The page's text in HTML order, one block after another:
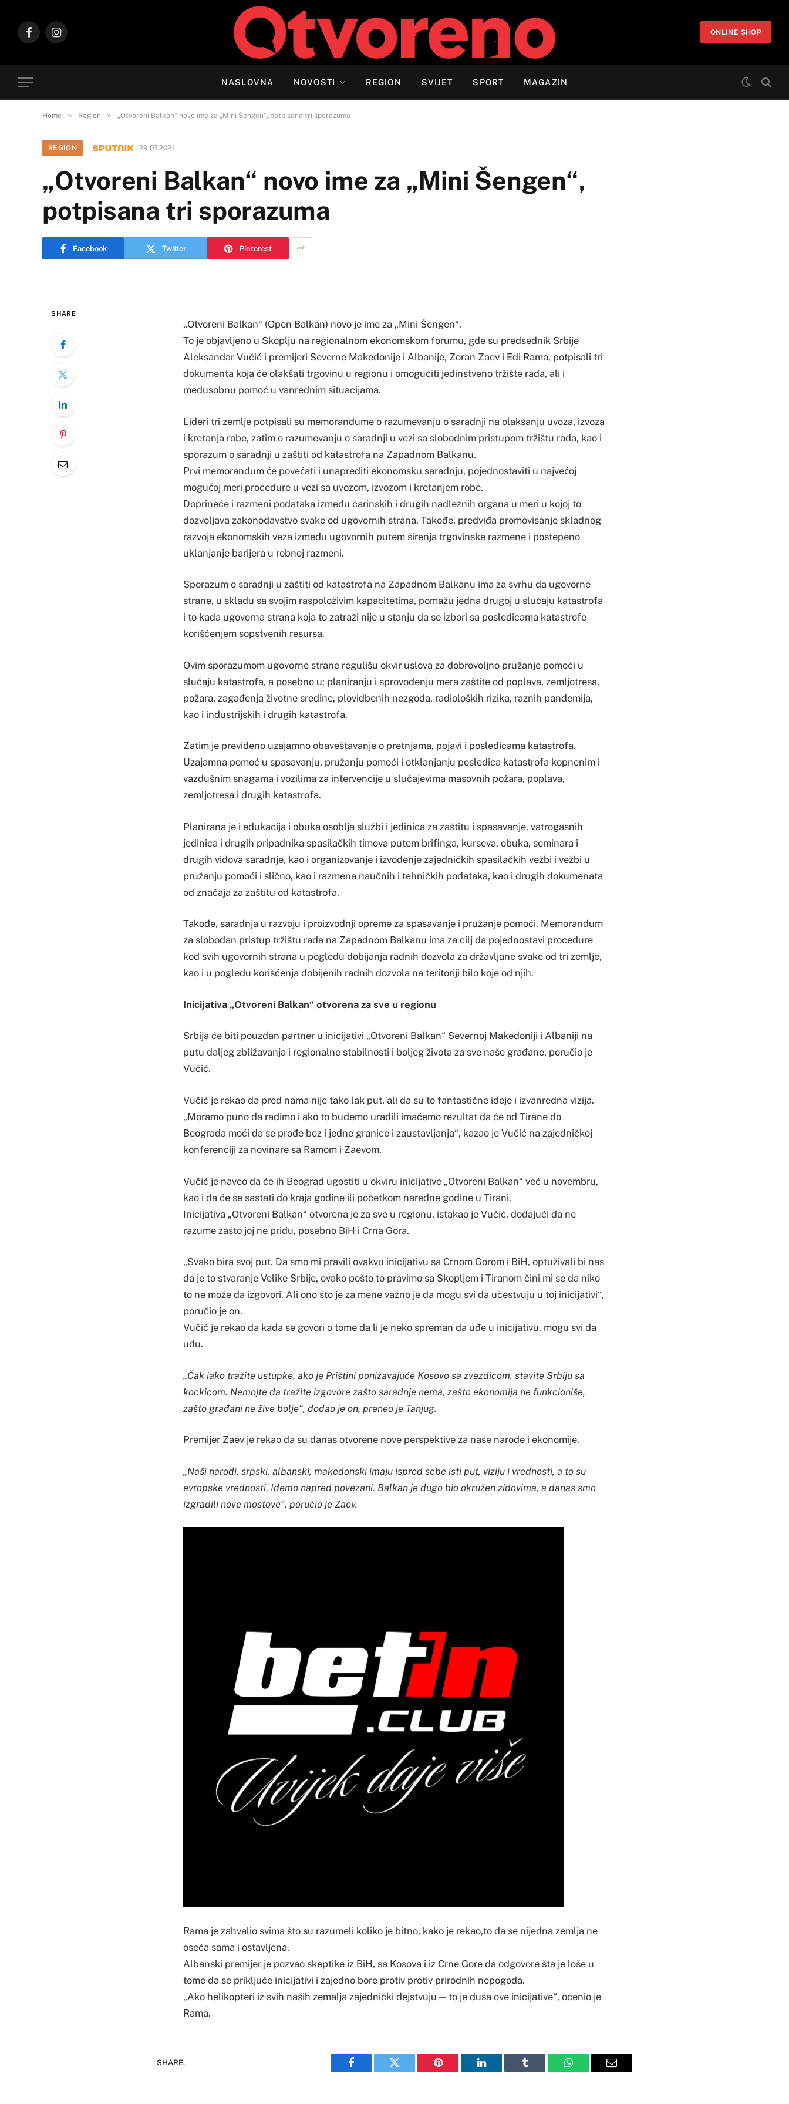
FacebookInstagram
ONLINE SHOP
NASLOVNA NOVOSTI REGION SVIJET SPORT MAGAZIN
Home » Region » „Otvoreni Balkan“ novo ime za „Mini Šengen“, potpisana tri sporazuma
REGION 29.07.2021
„Otvoreni Balkan“ novo ime za „Mini Šengen“,
potpisana tri sporazuma
Facebook Twitter Pinterest
SHARE
„Otvoreni Balkan“ (Open Balkan) novo je ime za „Mini Šengen“.
To je objavljeno u Skoplju na regionalnom ekonomskom forumu, gde su predsednik Srbije
Aleksandar Vučić i premijeri Severne Makedonije i Albanije, Zoran Zaev i Edi Rama, potpisali tri
dokumenta koja će olakšati trgovinu u regionu i omogućiti jedinstveno tržište rada, ali i
međusobnu pomoć u vanrednim situacijama.
Lideri tri zemlje potpisali su memorandume o razumevanju o saradnji na olakšanju uvoza, izvoza
i kretanja robe, zatim o razumevanju o saradnji u vezi sa slobodnim pristupom tržištu rada, kao i
sporazum o saradnji u zaštiti od katastrofa na Zapadnom Balkanu.
Prvi memorandum će povećati i unaprediti ekonomsku saradnju, pojednostaviti u najvećoj
mogućoj meri procedure u vezi sa uvozom, izvozom i kretanjem robe.
Doprineće i razmeni podataka između carinskih i drugih nadležnih organa u meri u kojoj to
dozvoljava zakonodavstvo svake od ugovornih strana. Takođe, predviđa promovisanje skladnog
razvoja ekonomskih veza između ugovornih putem širenja trgovinske razmene i postepeno
uklanjanje barijera u robnoj razmeni.
Sporazum o saradnji u zaštiti od katastrofa na Zapadnom Balkanu ima za svrhu da ugovorne
strane, u skladu sa svojim raspoloživim kapacitetima, pomažu jedna drugoj u slučaju katastrofa
i to kada ugovorna strana koja to zatraži nije u stanju da se izbori sa posledicama katastrofe
korišćenjem sopstvenih resursa.
Ovim sporazumom ugovorne strane regulišu okvir uslova za dobrovoljno pružanje pomoći u
slučaju katastrofa, a posebno u: planiranju i sprovođenju mera zaštite od poplava, zemljotresa,
požara, zagađenja životne sredine, plovidbenih nezgoda, radioloških rizika, raznih pandemija,
kao i industrijskih i drugih katastrofa.
Zatim je previđeno uzajamno obaveštavanje o pretnjama, pojavi i posledicama katastrofa.
Uzajamna pomoć u spasavanju, pružanju pomoći i otklanjanju posledica katastrofa kopnenim i
vazdušnim snagama i vozilima za intervencije u slučajevima masovnih požara, poplava,
zemljotresa i drugih katastrofa.
Planirana je i edukacija i obuka osoblja službi i jedinica za zaštitu i spasavanje, vatrogasnih
jedinica i drugih pripadnika spasilačkih timova putem brifinga, kurseva, obuka, seminara i
drugih vidova saradnje, kao i organizovanje i izvođenje zajedničkih spasilačkih vežbi i vežbi u
pružanju pomoći i slično, kao i razmena naučnih i tehničkih podataka, kao i drugih dokumenata
od značaja za zaštitu od katastrofa.
Takođe, saradnja u razvoju i proizvodnji opreme za spasavanje i pružanje pomoći. Memorandum
za slobodan pristup tržištu rada na Zapadnom Balkanu ima za cilj da pojednostavi procedure
kod svih ugovornih strana u pogledu dobijanja radnih dozvola za državljane svake od tri zemlje,
kao i u pogledu korišćenja dobijenih radnih dozvola na teritoriji bilo koje od njih.
Inicijativa „Otvoreni Balkan“ otvorena za sve u regionu
Srbija će biti pouzdan partner u inicijativi „Otvoreni Balkan“ Severnoj Makedoniji i Albaniji na
putu daljeg zbližavanja i regionalne stabilnosti i boljeg života za sve naše građane, poručio je
Vučić.
Vučić je rekao da pred nama nije tako lak put, ali da su to fantastične ideje i izvanredna vizija.
„Moramo puno da radimo i ako to budemo uradili imaćemo rezultat da će od Tirane do
Beograda moći da se prođe bez i jedne granice i zaustavljanja“, kazao je Vučić na zajedničkoj
konferenciji za novinare sa Ramom i Zaevom.
Vučić je naveo da će ih Beograd ugostiti u okviru inicijative „Otvoreni Balkan“ već u novembru,
kao i da će se sastati do kraja godine ili početkom naredne godine u Tirani.
Inicijativa „Otvoreni Balkan“ otvorena je za sve u regionu, istakao je Vučić, dodajući da ne
razume zašto joj ne priđu, posebno BiH i Crna Gora.
„Svako bira svoj put. Da smo mi pravili ovakvu inicijativu sa Crnom Gorom i BiH, optuživali bi nas
da je to stvaranje Velike Srbije, ovako pošto to pravimo sa Skopljem i Tiranom čini mi se da niko
to ne može da izgovori. Ali ono što je za mene važno je da mogu svi da učestvuju u toj inicijativi“,
poručio je on.
Vučić je rekao da kada se govori o tome da li je neko spreman da uđe u inicijativu, mogu svi da
uđu.
„Čak iako tražite ustupke, ako je Prištini ponižavajuće Kosovo sa zvezdicom, stavite Srbiju sa
kockicom. Nemojte da tražite izgovore zašto saradnje nema, zašto ekonomija ne funkcioniše,
zašto građani ne žive bolje“, dodao je on, preneo je Tanjug.
Premijer Zaev je rekao da su danas otvorene nove perspektive za naše narode i ekonomije.
„Naši narodi, srpski, albanski, makedonski imaju ispred sebe isti put, viziju i vrednosti, a to su
evropske vrednosti. Idemo napred povezani. Balkan je dugo bio okružen zidovima, a danas smo
izgradili nove mostove“, poručio je Zaev.
Rama je zahvalio svima što su razumeli koliko je bitno, kako je rekao,to da se nijedna zemlja ne
oseća sama i ostavljena.
Albanski premijer je pozvao skeptike iz BiH, sa Kosova i iz Crne Gore da odgovore šta je loše u
tome da se priključe inicijativi i zajedno bore protiv protiv prirodnih nepogoda.
„Ako helikopteri iz svih naših zemalja zajednički dejstvuju — to je duša ove inicijative“, ocenio je
Rama.
SHARE.
Facebook Twitter Pinterest LinkedIn Tumblr WhatsAppEmail